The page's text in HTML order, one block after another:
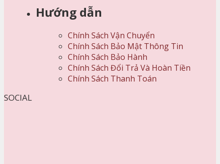
Hướng dẫn
Chính Sách Vận Chuyển
Chính Sách Bảo Mật Thông Tin
Chính Sách Bảo Hành
Chính Sách Đổi Trả Và Hoàn Tiền
Chính Sách Thanh Toán
SOCIAL